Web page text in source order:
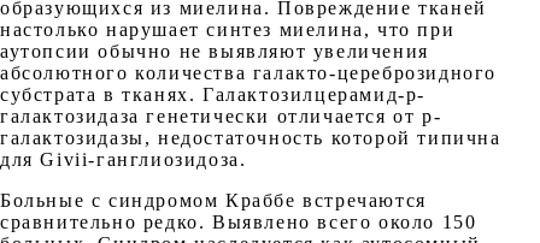
образующихся из миелина. Повреждение тканей
настолько нарушает синтез миелина, что при
аутопсии обычно не выявляют увеличения
абсолютного количества галакто-цереброзидного
субстрата в тканях. Галактозилцерамид-р-
галактозидаза генетически отличается от р-
галактозидазы, недостаточность которой типична
для Givii-ганглиозидоза.
Больные с синдромом Краббе встречаются
сравнительно редко. Выявлено всего около 150